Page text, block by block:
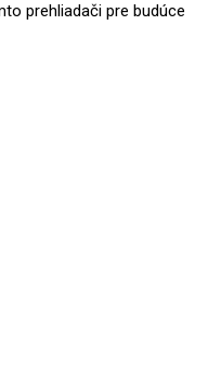
prehliadači pre budúce